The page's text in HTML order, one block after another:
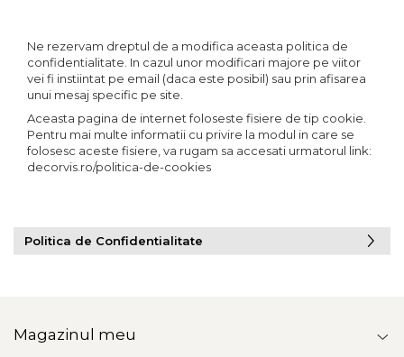
Ne rezervam dreptul de a modifica aceasta politica de
confidentialitate. In cazul unor modificari majore pe viitor
vei fi instiintat pe email (daca este posibil) sau prin afisarea
unui mesaj specific pe site.
Aceasta pagina de internet foloseste fisiere de tip cookie.
Pentru mai multe informatii cu privire la modul in care se
folosesc aceste fisiere, va rugam sa accesati urmatorul link:
decorvis.ro/politica-de-cookies
Politica de Confidentialitate
Magazinul meu